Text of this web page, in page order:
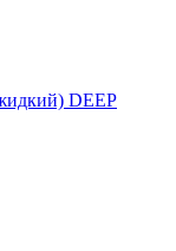
DEEP